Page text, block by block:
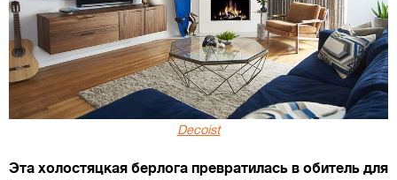
Decoist
Эта холостяцкая берлога превратилась в обитель для